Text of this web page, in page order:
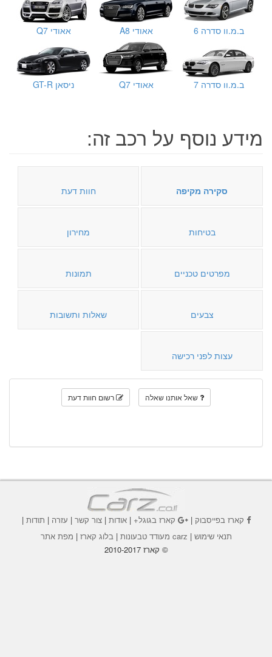
ב.מ.וו סדרה 6 אאודי A8 אאודי Q7
ב.מ.וו סדרה 7 אאודי Q7 ניסאן GT-R
מידע נוסף על רכב זה:
סקירה מקיפה חוות דעת
בטיחות מחירון
מפרטים טכניים תמונות
צבעים שאלות ותשובות
עצות לפני רכישה
שאל אותנו שאלה רשום חוות דעת
קארז בפייסבוק| קארז בגוגל+|אודות |צור קשר | עזרה | תודות |
תנאי שימוש | carz מעודד טבעונות | בלוג קארז | מפת אתר
© קארז 2010-2017